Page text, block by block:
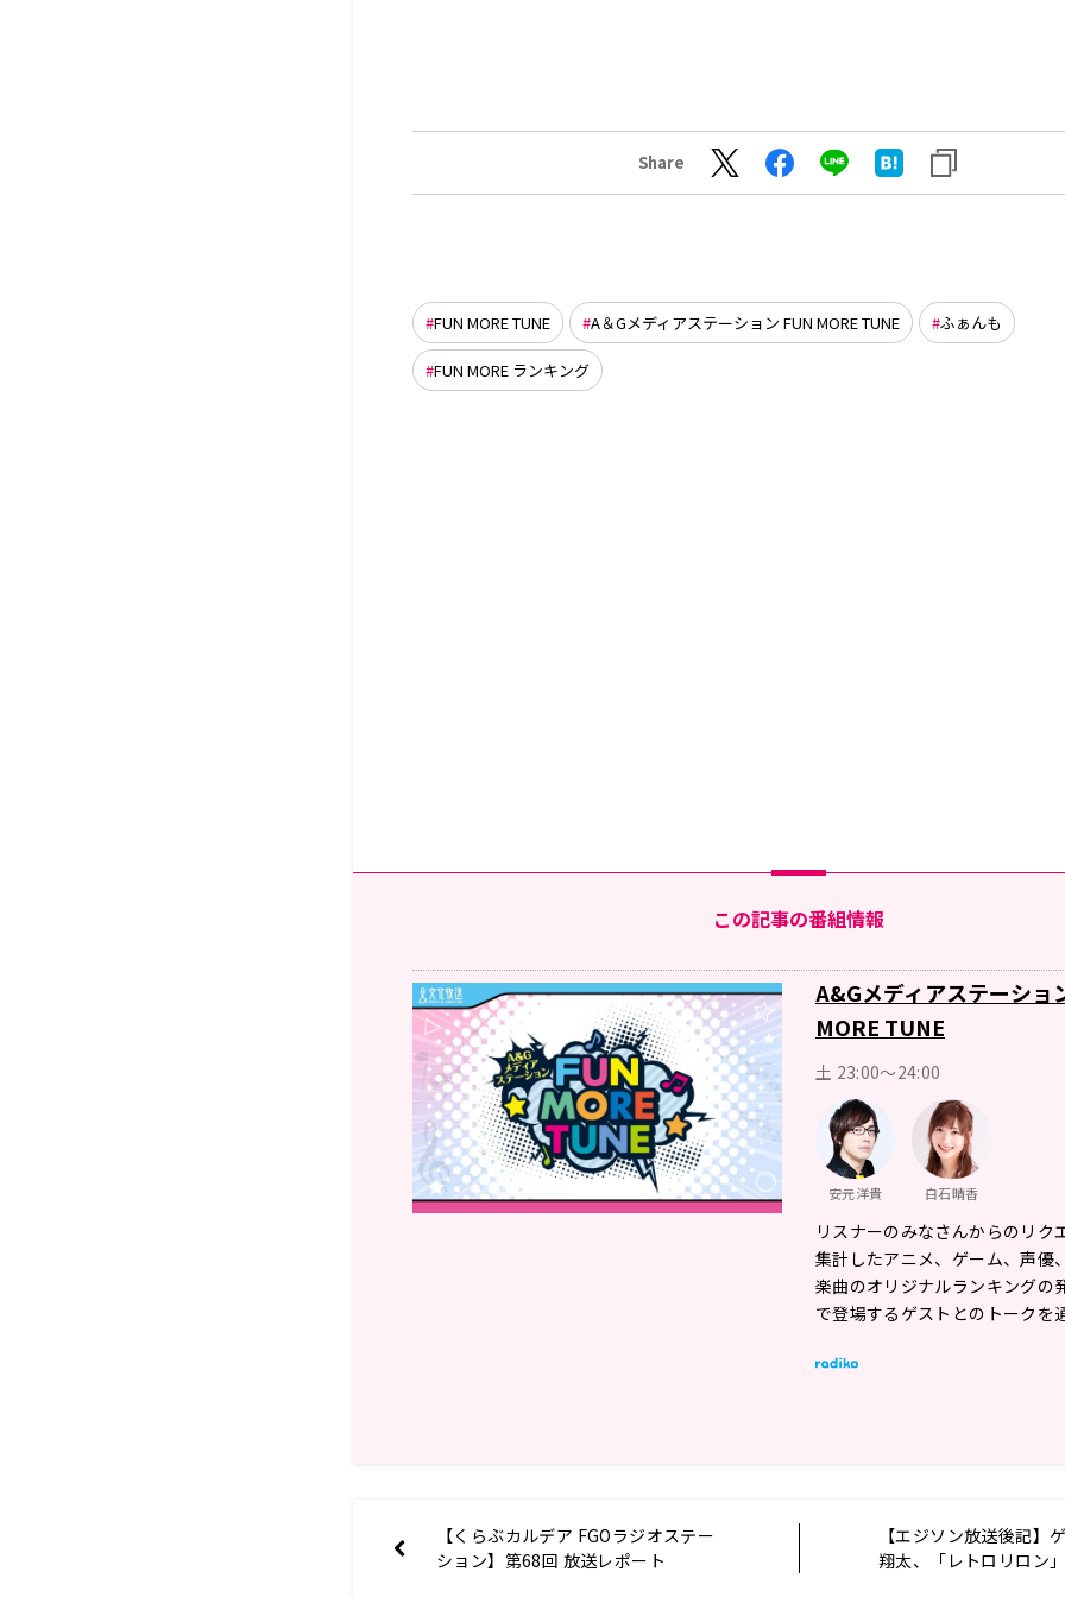
Share
FUN MORE TUNE A＆Gメディアステーション FUN MORE TUNE ふぁんも
FUN MORE ランキング
この記事の番組情報
A&Gメディアステーシ
MORE TUNE
土 23:00～24:00
安元洋貴 白石晴香
リスナーのみなさんからのリク
集計したアニメ、ゲーム、声優
楽曲のオリジナルランキングの
で登場するゲストとのトーク
【くらぶカルデア FGOラジオステー
ション】第68回 放送レポート
【エジソン放送後記】
翔太、「レトロリロン